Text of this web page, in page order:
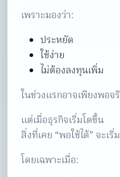
เพราะมองว่า:
ประหยัด
ใช้ง่าย
ไม่ต้องลงทุนเพิ่ม
ในช่วงแรกอาจเพียงพอจ
แต่เมื่อธุรกิจเริ่มโตขึ้น
สิ่งที่เคย “พอใช้ได้” จะเ
โดยเฉพาะเมื่อ: